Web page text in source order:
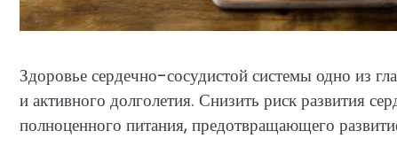
Здоровье сердечно-сосудистой системы одно из
и активного долголетия. Снизить риск развития
полноценного питания, предотвращающего